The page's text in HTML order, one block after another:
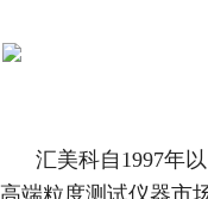
汇美科自1997年以
高端粒度测试仪器市